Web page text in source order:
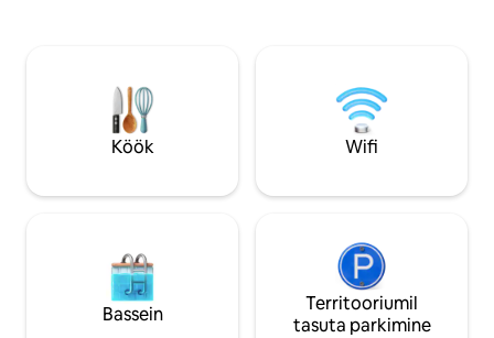
paaridele,
Jaam on 12-
minutilise
Köök Wifi
Bassein
Territooriumil
tasuta parkimine